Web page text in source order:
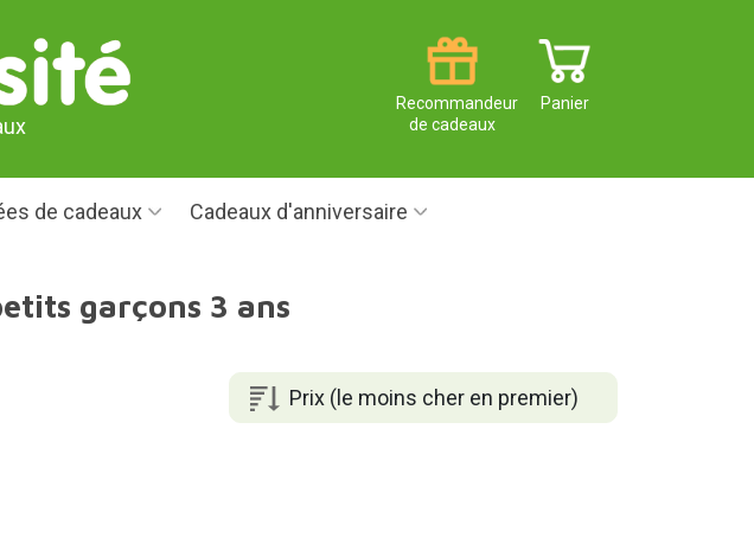
Panier
Recommandeur
de cadeaux
de cadeaux Cadeaux d'anniversaire
garçons 3 ans
Prix (le moins cher en premier)